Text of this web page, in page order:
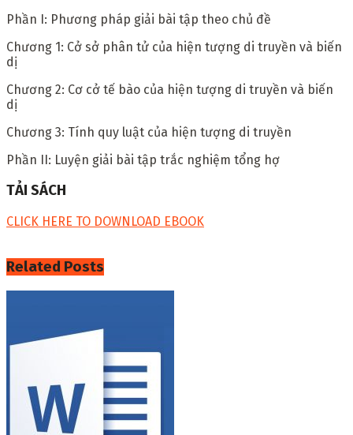
Phần I: Phương pháp giải bài tập theo chủ đề
Chương 1: Cở sở phân tử của hiện tượng di truyền và biến
dị
Chương 2: Cơ cở tế bào của hiện tượng di truyền và biến
dị
Chương 3: Tính quy luật của hiện tượng di truyền
Phần II: Luyện giải bài tập trắc nghiệm tổng hợ
TẢI SÁCH
CLICK HERE TO DOWNLOAD EBOOK
Related Posts